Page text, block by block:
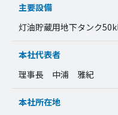
主要設備
灯油貯蔵用地下タンク
本社代表者
理事長 中浦 雅紀
本社所在地